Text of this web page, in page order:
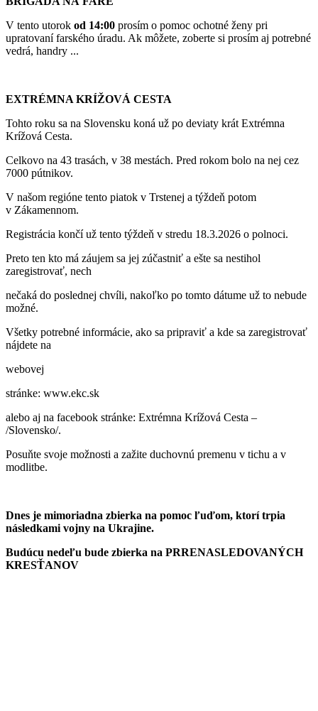
V tento utorok od 14:00 prosím o pomoc ochotné ženy pri
upratovaní farského úradu. Ak môžete, zoberte si prosím aj potrebné
vedrá, handry ...
EXTRÉMNA KRÍŽOVÁ CESTA
Tohto roku sa na Slovensku koná už po deviaty krát Extrémna
Krížová Cesta.
Celkovo na 43 trasách, v 38 mestách. Pred rokom bolo na nej cez
7000 pútnikov.
V našom regióne tento piatok v Trstenej a týždeň potom
v Zákamennom.
Registrácia končí už tento týždeň v stredu 18.3.2026 o polnoci.
Preto ten kto má záujem sa jej zúčastniť a ešte sa nestihol
zaregistrovať, nech
nečaká do poslednej chvíli, nakoľko po tomto dátume už to nebude
možné.
Všetky potrebné informácie, ako sa pripraviť a kde sa zaregistrovať
nájdete na
webovej
stránke: www.ekc.sk
alebo aj na facebook stránke: Extrémna Krížová Cesta –
/Slovensko/.
Posuňte svoje možnosti a zažite duchovnú premenu v tichu a v
modlitbe.
Dnes je mimoriadna zbierka na pomoc ľuďom, ktorí trpia
následkami vojny na Ukrajine.
Budúcu nedeľu bude zbierka na PRRENASLEDOVANÝCH
KRESŤANOV